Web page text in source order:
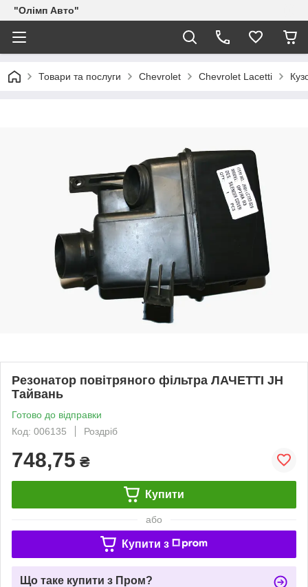
"Олімп Авто"
Товари та послуги Chevrolet Chevrolet Lacetti
Резонатор повітряного фільтра ЛАЧЕТТІ JH
Тайвань
Готово до відправки
Код: 006135
Роздріб
748,75 ₴
Купити
або
Купити з
Що таке купити з Пром?